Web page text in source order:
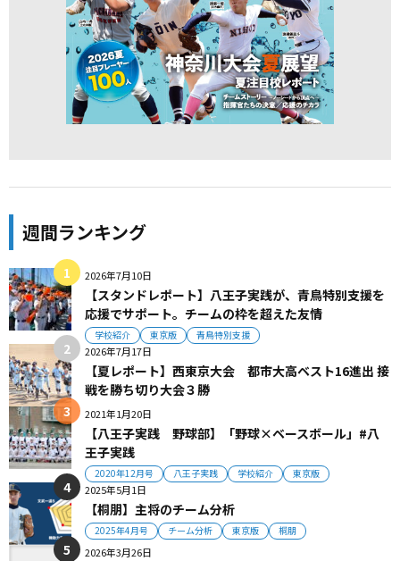
週間ランキング
2026年7月10日
【スタンドレポート】八王子実践が、青鳥特別支援を
応援でサポート。チームの枠を超えた友情
学校紹介 東京版 青鳥特別支援
2026年7月17日
【夏レポート】西東京大会 都市大高ベスト16進出 接
戦を勝ち切り大会３勝
2021年1月20日
【八王子実践 野球部】「野球×ベースボール」#八
王子実践
2020年12月号 八王子実践 学校紹介 東京版
2025年5月1日
【桐朋】主将のチーム分析
2025年4月号 チーム分析 東京版 桐朋
2026年3月26日